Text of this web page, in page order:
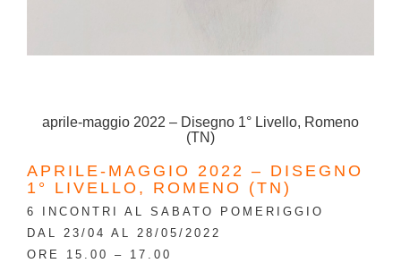
aprile-maggio 2022 – Disegno 1° Livello, Romeno
(TN)
APRILE-MAGGIO 2022 – DISEGNO
1° LIVELLO, ROMENO (TN)
6 INCONTRI AL SABATO POMERIGGIO
DAL 23/04 AL 28/05/2022
ORE 15.00 – 17.00